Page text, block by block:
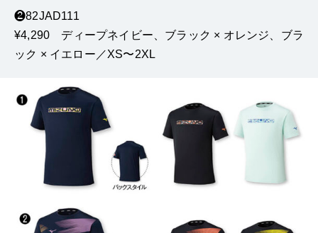
❷82JAD111
¥4,290 ディープネイビー、ブラック × オレンジ、ブラ
ック × イエロー／XS〜2XL